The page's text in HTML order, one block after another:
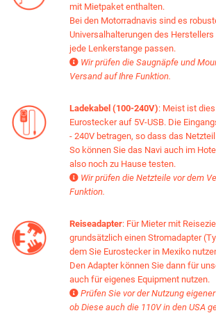
mit Mietpaket enthalten.
Bei den Motorradnavis sind es
Universalhalterungen des Herstellers
jede Lenkerstange passen.
 Wir prüfen die Saugnäpfe und
Versand auf Ihre Funktion.
Ladekabel (100-240V): Meist ist
Eurostecker auf 5V-USB. Die
- 240V betragen, so dass das
So können Sie das Navi auch im
also noch zu Hause testen.
 Wir prüfen die Netzteile vor dem
Funktion.
Reiseadapter: Für Mieter mit
grundsätzlich einen Stromadapter
dem Sie Eurostecker in Mexiko
Den Adapter können Sie dann für
auch für eigenes Equipment nutzen.
 Prüfen Sie vor der Nutzung
ob Diese auch die 110V in den USA